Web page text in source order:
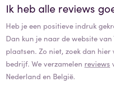
Ik heb alle reviews
Heb je een positieve indruk
Dan kun je naar de website van
plaatsen. Zo niet, zoek dan
bedrijf. We verzamelen reviews
Nederland en België.